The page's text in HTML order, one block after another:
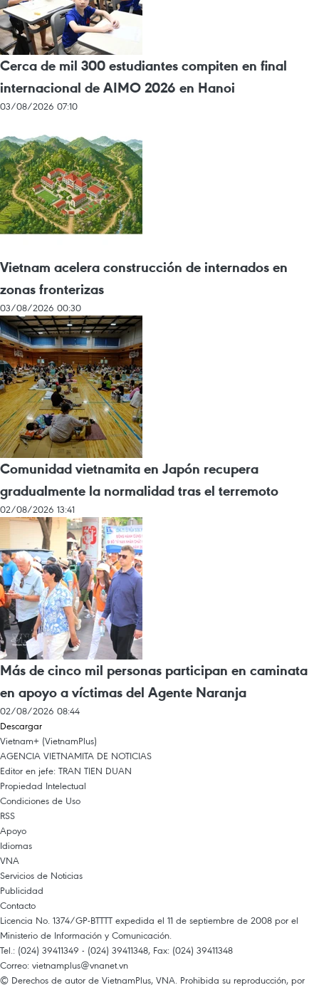
Cerca de mil 300 estudiantes compiten en final
internacional de AIMO 2026 en Hanoi
03/08/2026 07:10
Vietnam acelera construcción de internados en
zonas fronterizas
03/08/2026 00:30
Comunidad vietnamita en Japón recupera
gradualmente la normalidad tras el terremoto
02/08/2026 13:41
Más de cinco mil personas participan en caminata
en apoyo a víctimas del Agente Naranja
02/08/2026 08:44
Descargar
Vietnam+ (VietnamPlus)
AGENCIA VIETNAMITA DE NOTICIAS
Editor en jefe: TRAN TIEN DUAN
Propiedad Intelectual
Condiciones de Uso
RSS
Apoyo
Idiomas
VNA
Servicios de Noticias
Publicidad
Contacto
Licencia No. 1374/GP-BTTTT expedida el 11 de septiembre de 2008 por el
Ministerio de Información y Comunicación.
Tel.: (024) 39411349 - (024) 39411348, Fax: (024) 39411348
Correo: vietnamplus@vnanet.vn
© Derechos de autor de VietnamPlus, VNA. Prohibida su reproducción, por